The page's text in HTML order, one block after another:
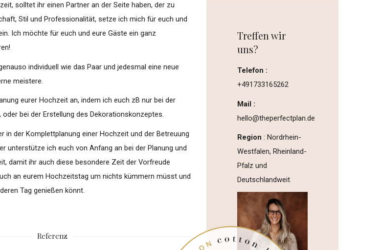
solltet ihr einen Partner an der Seite haben, der zu
Stil und Professionalität, setze ich mich für euch und
Ich möchte für euch und eure Gäste ein ganz
individuell wie das Paar und jedesmal eine neue
meistere.
eurer Hochzeit an, indem ich euch zB nur bei der
bei der Erstellung des Dekorationskonzeptes.
in der Komplettplanung einer Hochzeit und der Betreuung
unterstütze ich euch von Anfang an bei der Planung und
damit ihr auch diese besondere Zeit der Vorfreude
an eurem Hochzeitstag um nichts kümmern müsst und
Tag genießen könnt.
Referenz
Treffen wir
uns?
Telefon :
+491733165262
Mail :
hello@theperfectplan.de
Region : Nordrhein-
Westfalen, Rheinland-
Pfalz und
Deutschlandweit